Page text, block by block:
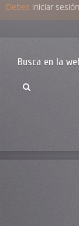
Debes iniciar sesión
Busca en la